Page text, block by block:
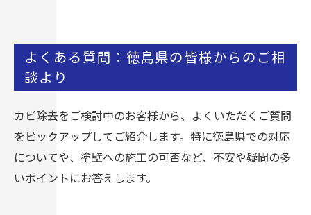
よくある質問：徳島県の皆様からのご相
談より
カビ除去をご検討中のお客様から、よくいただくご質問
をピックアップしてご紹介します。特に徳島県での対応
についてや、塗壁への施工の可否など、不安や疑問の多
いポイントにお答えします。